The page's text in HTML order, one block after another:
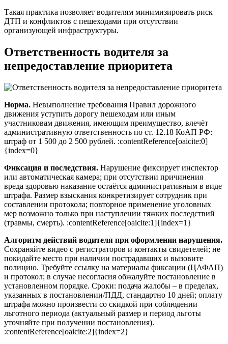
Такая практика позволяет водителям минимизировать риск
ДТП и конфликтов с пешеходами при отсутствии
организующей инфраструктуры.
Ответственность водителя за
непредоставление приоритета
Норма. Невыполнение требования Правил дорожного
движения уступить дорогу пешеходам или иным
участниковам движения, имеющим преимущество, влечёт
административную ответственность по ст. 12.18 КоАП РФ:
штраф от 1 500 до 2 500 рублей. :contentReference[oaicite:0]
{index=0}
Фиксация и последствия. Нарушение фиксирует инспектор
или автоматическая камера; при отсутствии причинения
вреда здоровью наказание остаётся административным в виде
штрафа. Размер взыскания конкретизирует сотрудник при
составлении протокола; повторное применение уголовных
мер возможно только при наступлении тяжких последствий
(травмы, смерть). :contentReference[oaicite:1]{index=1}
Алгоритм действий водителя при оформлении нарушения.
Сохраняйте видео с регистраторов и контакты свидетелей; не
покидайте место при наличии пострадавших и вызовите
полицию. Требуйте ссылку на материалы фиксации (ЦАФАП)
и протокол; в случае несогласия обжалуйте постановление в
установленном порядке. Сроки: подача жалобы – в пределах,
указанных в постановлении/ПДД, стандартно 10 дней; оплату
штрафа можно произвести со скидкой при соблюдении
льготного периода (актуальный размер и период льготы
уточняйте при получении постановления).
:contentReference[oaicite:2]{index=2}